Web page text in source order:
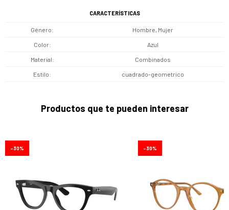
CARACTERÍSTICAS
Género Hombre, Mujer
Color Azul
Material Combinados
Estilo cuadrado-geometrico
Productos que te pueden interesar
30 30